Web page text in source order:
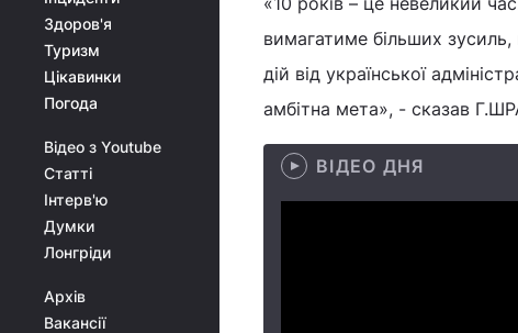
Здоров'я
Туризм
Цікавинки
Погода
Відео з Youtube
Статті
Інтерв'ю
Думки
Лонгріди
Архів
Вакансії
вимагатиме більших зусиль,
дій від української
амбітна мета», - сказав
ВІДЕО ДНЯ